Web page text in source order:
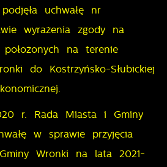
uchwałę nr
wyrażenia zgody na
położonych na terenie
do Kostrzyńsko-Słubickiej
r. Rada Miasta i Gminy
w sprawie przyjęcia
Wronki na lata 2021-
dostępność wszystkich
na podstawie analizy Twoich
zwyczajów dotyczących
Treści promocyjne
stronach podmiotów trzecich
partnerami oraz innych
nasze treści w postaci
mediów